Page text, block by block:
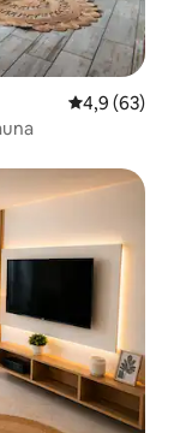
4,9 ud af 5 i
4,9 (63)